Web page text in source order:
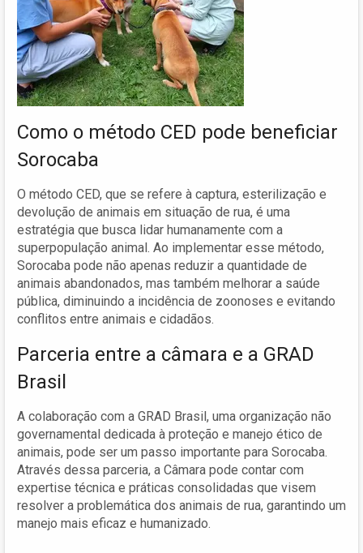
Como o método CED pode beneficiar
Sorocaba
O método CED, que se refere à captura, esterilização e
devolução de animais em situação de rua, é uma
estratégia que busca lidar humanamente com a
superpopulação animal. Ao implementar esse método,
Sorocaba pode não apenas reduzir a quantidade de
animais abandonados, mas também melhorar a saúde
pública, diminuindo a incidência de zoonoses e evitando
conflitos entre animais e cidadãos.
Parceria entre a câmara e a GRAD
Brasil
A colaboração com a GRAD Brasil, uma organização não
governamental dedicada à proteção e manejo ético de
animais, pode ser um passo importante para Sorocaba.
Através dessa parceria, a Câmara pode contar com
expertise técnica e práticas consolidadas que visem
resolver a problemática dos animais de rua, garantindo um
manejo mais eficaz e humanizado.